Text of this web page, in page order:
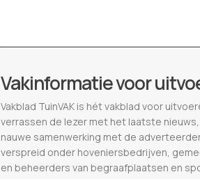
Vakinformatie voor
Vakblad TuinVAK is hét vakblad voor
verrassen de lezer met het laatste
nauwe samenwerking met de
verspreid onder hoveniersbedrijven,
en beheerders van begraafplaatsen en